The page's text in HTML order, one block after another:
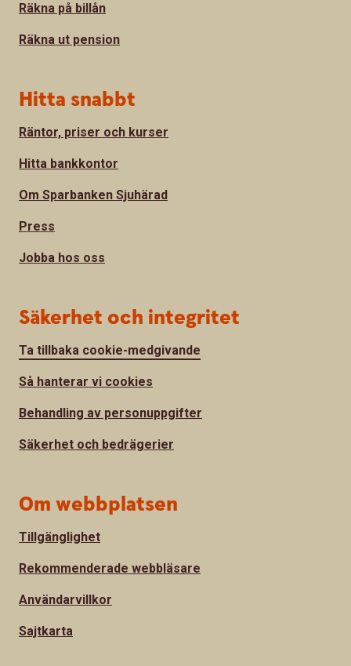
Räkna på billån
Räkna ut pension
Hitta snabbt
Räntor, priser och kurser
Hitta bankkontor
Om Sparbanken Sjuhärad
Press
Jobba hos oss
Säkerhet och integritet
Ta tillbaka cookie-medgivande
Så hanterar vi cookies
Behandling av personuppgifter
Säkerhet och bedrägerier
Om webbplatsen
Tillgänglighet
Rekommenderade webbläsare
Användarvillkor
Sajtkarta